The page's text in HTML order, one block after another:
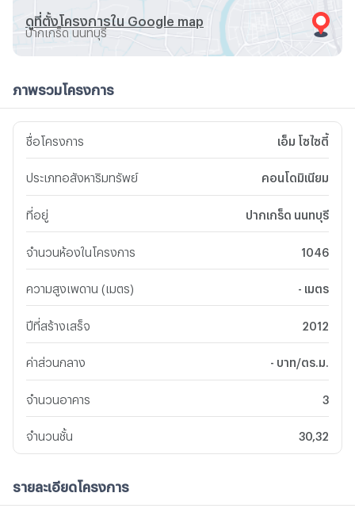
ดูที่ตั้งโครงการใน Google map
ปากเกร็ด นนทบุรี
ภาพรวมโครงการ
ชื่อโครงการ เอ็ม โซไซตี้
ประเภทอสังหาริมทรัพย์ คอนโดมิเนียม
ที่อยู่ ปากเกร็ด นนทบุรี
จำนวนห้องในโครงการ 1046
ความสูงเพดาน (เมตร) - เมตร
ปีที่สร้างเสร็จ 2012
ค่าส่วนกลาง - บาท/ตร.ม.
จำนวนอาคาร 3
จำนวนชั้น 30,32
รายละเอียดโครงการ